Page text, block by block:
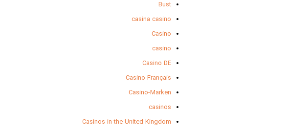
Bust
casina casino
Casino
casino
Casino DE
Casino Français
Casino-Marken
casinos
Casinos in the United Kingdom